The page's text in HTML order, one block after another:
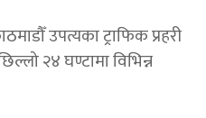
उपत्यका ट्राफिक प्रहरी
२४ घण्टामा विभिन्न